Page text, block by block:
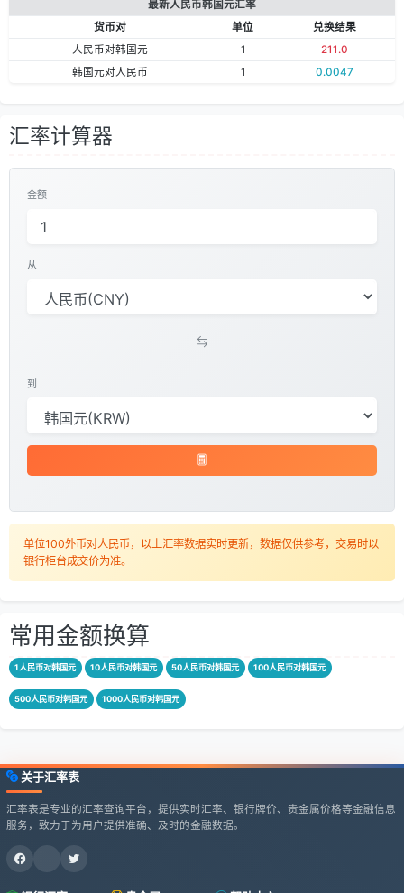
最新人民币韩国元汇率
货币对
单位
兑换结果
人民币对韩国元
1
211.0
韩国元对人民币
1 0.0047
汇率计算器
金额
从
到
单位100外币对人民币，以上汇率数据实时更新，数据仅供参考，交易时以
银行柜台成交价为准。
常用金额换算
1人民币对韩国元 10人民币对韩国元 50人民币对韩国元 100人民币对韩国元
500人民币对韩国元 1000人民币对韩国元
关于汇率表
汇率表是专业的汇率查询平台，提供实时汇率、银行牌价、贵金属价格等金融信息
服务，致力于为用户提供准确、及时的金融数据。